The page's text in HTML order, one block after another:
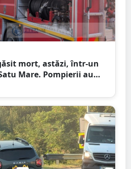
mort, astăzi, într-un
Mare. Pompierii au